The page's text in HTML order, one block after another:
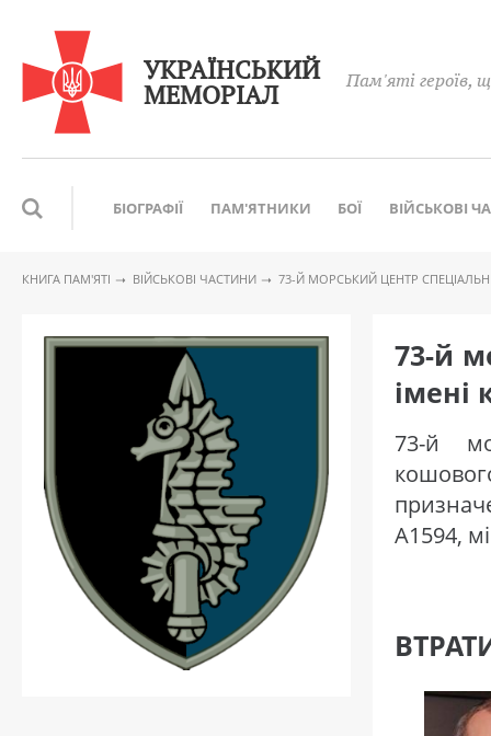
УКРАЇНСЬКИЙ
МЕМОРІАЛ Пам'яті героїв,
БІОГРАФІЇ ПАМ'ЯТНИКИ БОЇ ВІЙСЬКОВІ
КНИГА ПАМ′ЯТІ ВІЙСЬКОВІ ЧАСТИНИ 73-Й МОРСЬКИЙ ЦЕНТР
73-й
імені
73-й
А1594,